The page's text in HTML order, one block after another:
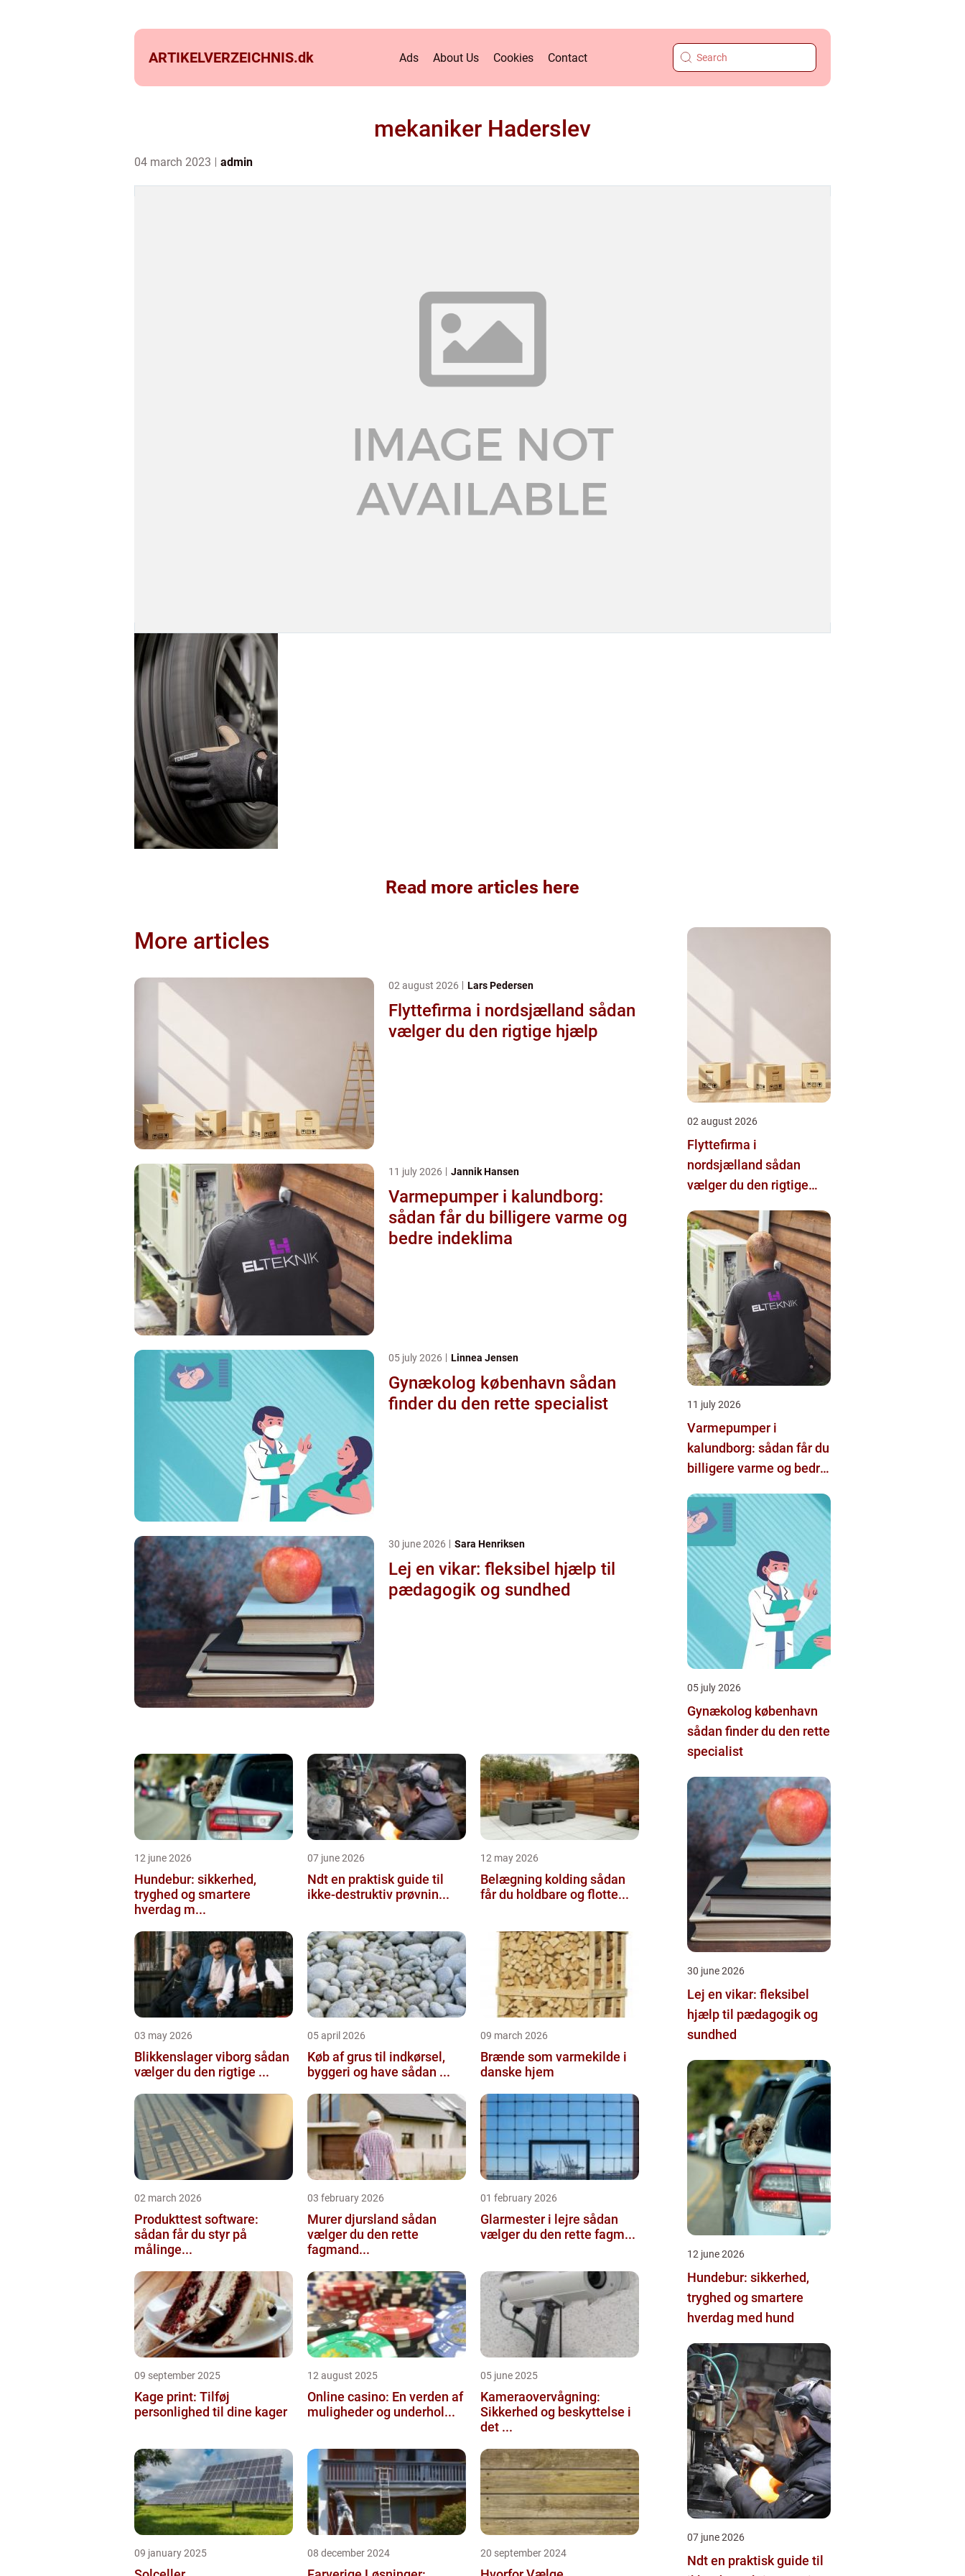
ARTIKELVERZEICHNIS.dk Ads About Us Cookies Contact
mekaniker Haderslev
04 march 2023 admin
Read more articles here
More articles
02 august 2026 Lars Pedersen
Flyttefirma i nordsjælland sådan
vælger du den rigtige hjælp
11 july 2026 Jannik Hansen
Varmepumper i kalundborg:
sådan får du billigere varme og
bedre indeklima
05 july 2026 Linnea Jensen
Gynækolog københavn sådan
finder du den rette specialist
30 june 2026 Sara Henriksen
Lej en vikar: fleksibel hjælp til
pædagogik og sundhed
12 june 2026
Hundebur: sikkerhed,
tryghed og smartere
hverdag m...
07 june 2026
Ndt en praktisk guide til
ikke-destruktiv prøvnin...
12 may 2026
Belægning kolding sådan
får du holdbare og flotte...
03 may 2026
Blikkenslager viborg sådan
vælger du den rigtige ...
05 april 2026
Køb af grus til indkørsel,
byggeri og have sådan ...
09 march 2026
Brænde som varmekilde i
danske hjem
02 march 2026
Produkttest software:
sådan får du styr på
målinge...
03 february 2026
Murer djursland sådan
vælger du den rette
fagmand...
01 february 2026
Glarmester i lejre sådan
vælger du den rette fagm...
09 september 2025
Kage print: Tilføj
personlighed til dine kager
12 august 2025
Online casino: En verden af
muligheder og underhol...
05 june 2025
Kameraovervågning:
Sikkerhed og beskyttelse i
det ...
09 january 2025 08 december 2024 20 september 2024
02 august 2026
Flyttefirma i
nordsjælland sådan
vælger du den rigtige
11 july 2026
Varmepumper i
kalundborg: sådan får du
billigere varme og bedre
05 july 2026
Gynækolog københavn
sådan finder du den rette
specialist
30 june 2026
Lej en vikar: fleksibel
hjælp til pædagogik og
sundhed
12 june 2026
Hundebur: sikkerhed,
tryghed og smartere
hverdag med hund
07 june 2026
Ndt en praktisk guide til